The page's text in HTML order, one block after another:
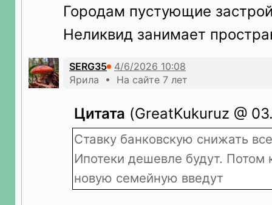
Городам пустующие
Неликвид занимает
SERG35
Ярила • На сайте 7 лет
Цитата (GreatKukuruz @
Ставку банковскую снижать
Ипотеки дешевле будут. Потом
новую семейную введут